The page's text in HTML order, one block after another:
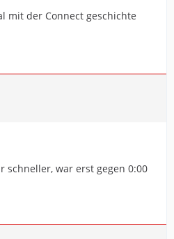
mit der Connect geschichte
schneller, war erst gegen 0:00